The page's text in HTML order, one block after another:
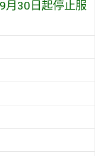
月30日起停止服